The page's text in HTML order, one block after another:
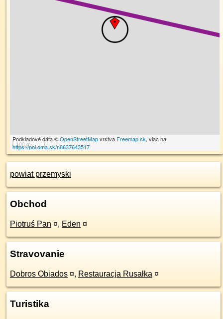
100 m
Podkladové dáta ©OpenStreetMapvrstva Freemap.sk, viac na
https://poi.oma.sk/n8637643517
powiat przemyski
Obchod
Piotruś Pan ¤, Eden ¤
Stravovanie
Dobros Obiados ¤, Restauracja Rusałka ¤
Turistika